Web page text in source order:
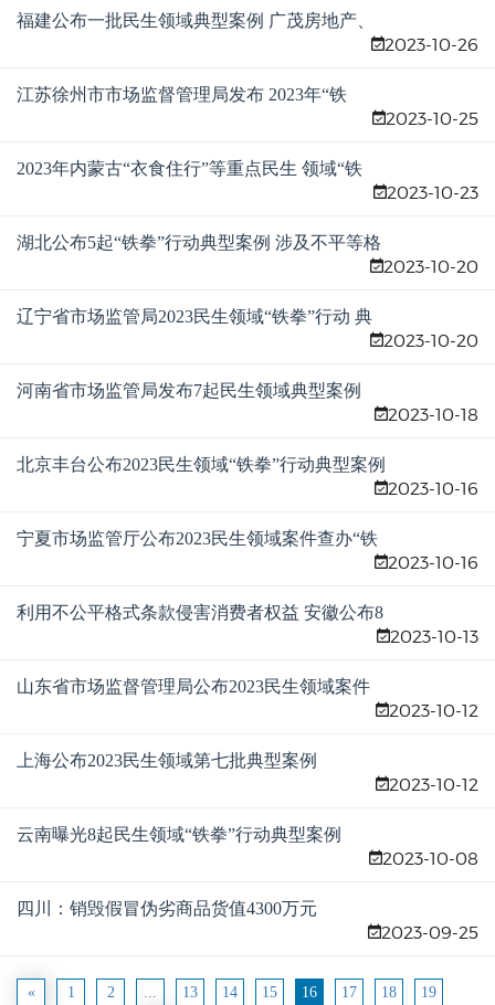
福建公布一批民生领域典型案例 广茂房地产、
2023-10-26
江苏徐州市市场监督管理局发布 2023年“铁
2023-10-25
2023年内蒙古“衣食住行”等重点民生 领域“铁
2023-10-23
湖北公布5起“铁拳”行动典型案例 涉及不平等格
2023-10-20
辽宁省市场监管局2023民生领域“铁拳”行动 典
2023-10-20
河南省市场监管局发布7起民生领域典型案例
2023-10-18
北京丰台公布2023民生领域“铁拳”行动典型案例
2023-10-16
宁夏市场监管厅公布2023民生领域案件查办“铁
2023-10-16
利用不公平格式条款侵害消费者权益 安徽公布8
2023-10-13
山东省市场监督管理局公布2023民生领域案件
2023-10-12
上海公布2023民生领域第七批典型案例
2023-10-12
云南曝光8起民生领域“铁拳”行动典型案例
2023-10-08
四川：销毁假冒伪劣商品货值4300万元
2023-09-25
« 1 2 ... 13 14 15 16 17 18 19